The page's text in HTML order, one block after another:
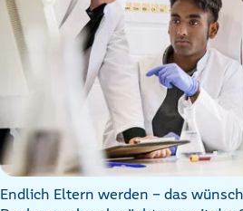
Endlich Eltern werden – das